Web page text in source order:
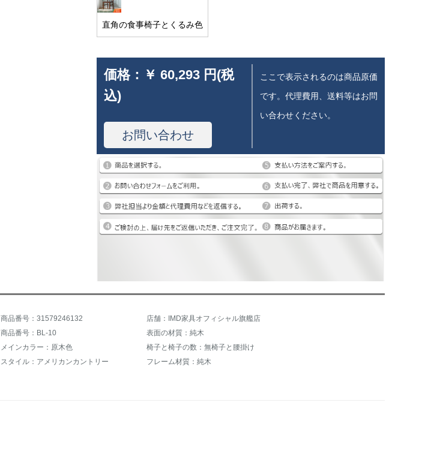
直角の食事椅子とくるみ色
価格： ￥ 60,293 円(税
込)
お問い合わせ
ここで表示されるのは商品原価
です。代理費用、送料等はお問
い合わせください。
商品番号：31579246132
店舗：IMD家具オフィシャル旗艦店
商品番号：BL-10
表面の材質：純木
メインカラー：原木色
椅子と椅子の数：無椅子と腰掛け
スタイル：アメリカンカントリー
フレーム材質：純木